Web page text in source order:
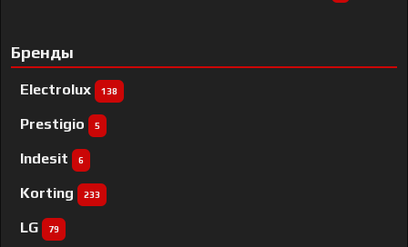
Бренды
Electrolux 138
Prestigio 5
Indesit 6
Korting 233
LG 79